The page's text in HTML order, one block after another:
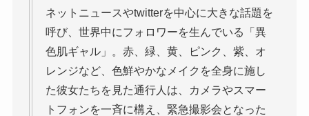
ネットニュースやtwitterを中心に大きな話題を
呼び、世界中にフォロワーを生んでいる「異
色肌ギャル」。赤、緑、黄、ピンク、紫、オ
レンジなど、色鮮やかなメイクを全身に施し
た彼女たちを見た通行人は、カメラやスマー
トフォンを一斉に構え、緊急撮影会となった